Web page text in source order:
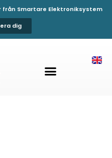
Smartare Elektroniksystem
dig